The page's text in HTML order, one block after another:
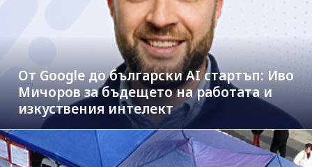
От Google до български AI стартъп: Иво
Мичоров за бъдещето на работата и
изкуствения интелект